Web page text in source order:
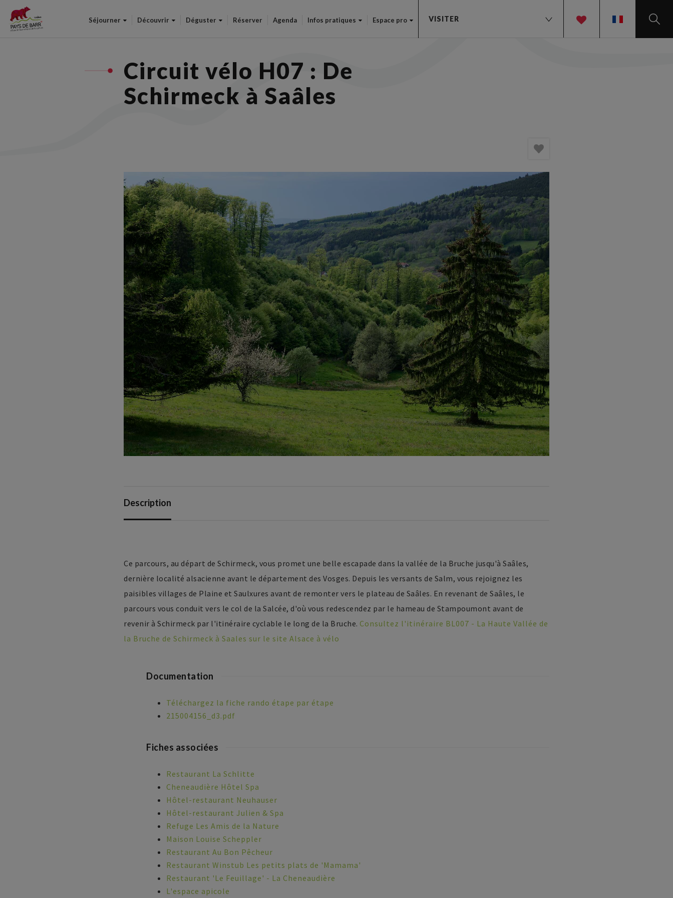
au
Séjourner Découvrir Déguster Réserver Agenda Infos pratiques Espace pro
VISITER
Circuit vélo H07 : De
Schirmeck à Saâles
Description
Ce parcours, au départ de Schirmeck, vous promet une belle escapade dans la vallée de la Bruche jusqu'à Saâles,
dernière localité alsacienne avant le département des Vosges. Depuis les versants de Salm, vous rejoignez les
paisibles villages de Plaine et Saulxures avant de remonter vers le plateau de Saâles. En revenant de Saâles, le
parcours vous conduit vers le col de la Salcée, d'où vous redescendez par le hameau de Stampoumont avant de
revenir à Schirmeck par l'itinéraire cyclable le long de la Bruche. Consultez l'itinéraire BL007 - La Haute Vallée de
la Bruche de Schirmeck à Saales sur le site Alsace à vélo
Documentation
Téléchargez la fiche rando étape par étape
215004156_d3.pdf
Fiches associées
Restaurant La Schlitte
Cheneaudière Hôtel Spa
Hôtel-restaurant Neuhauser
Hôtel-restaurant Julien & Spa
Refuge Les Amis de la Nature
Maison Louise Scheppler
Restaurant Au Bon Pêcheur
Restaurant Winstub Les petits plats de 'Mamama'
Restaurant 'Le Feuillage' - La Cheneaudière
L'espace apicole